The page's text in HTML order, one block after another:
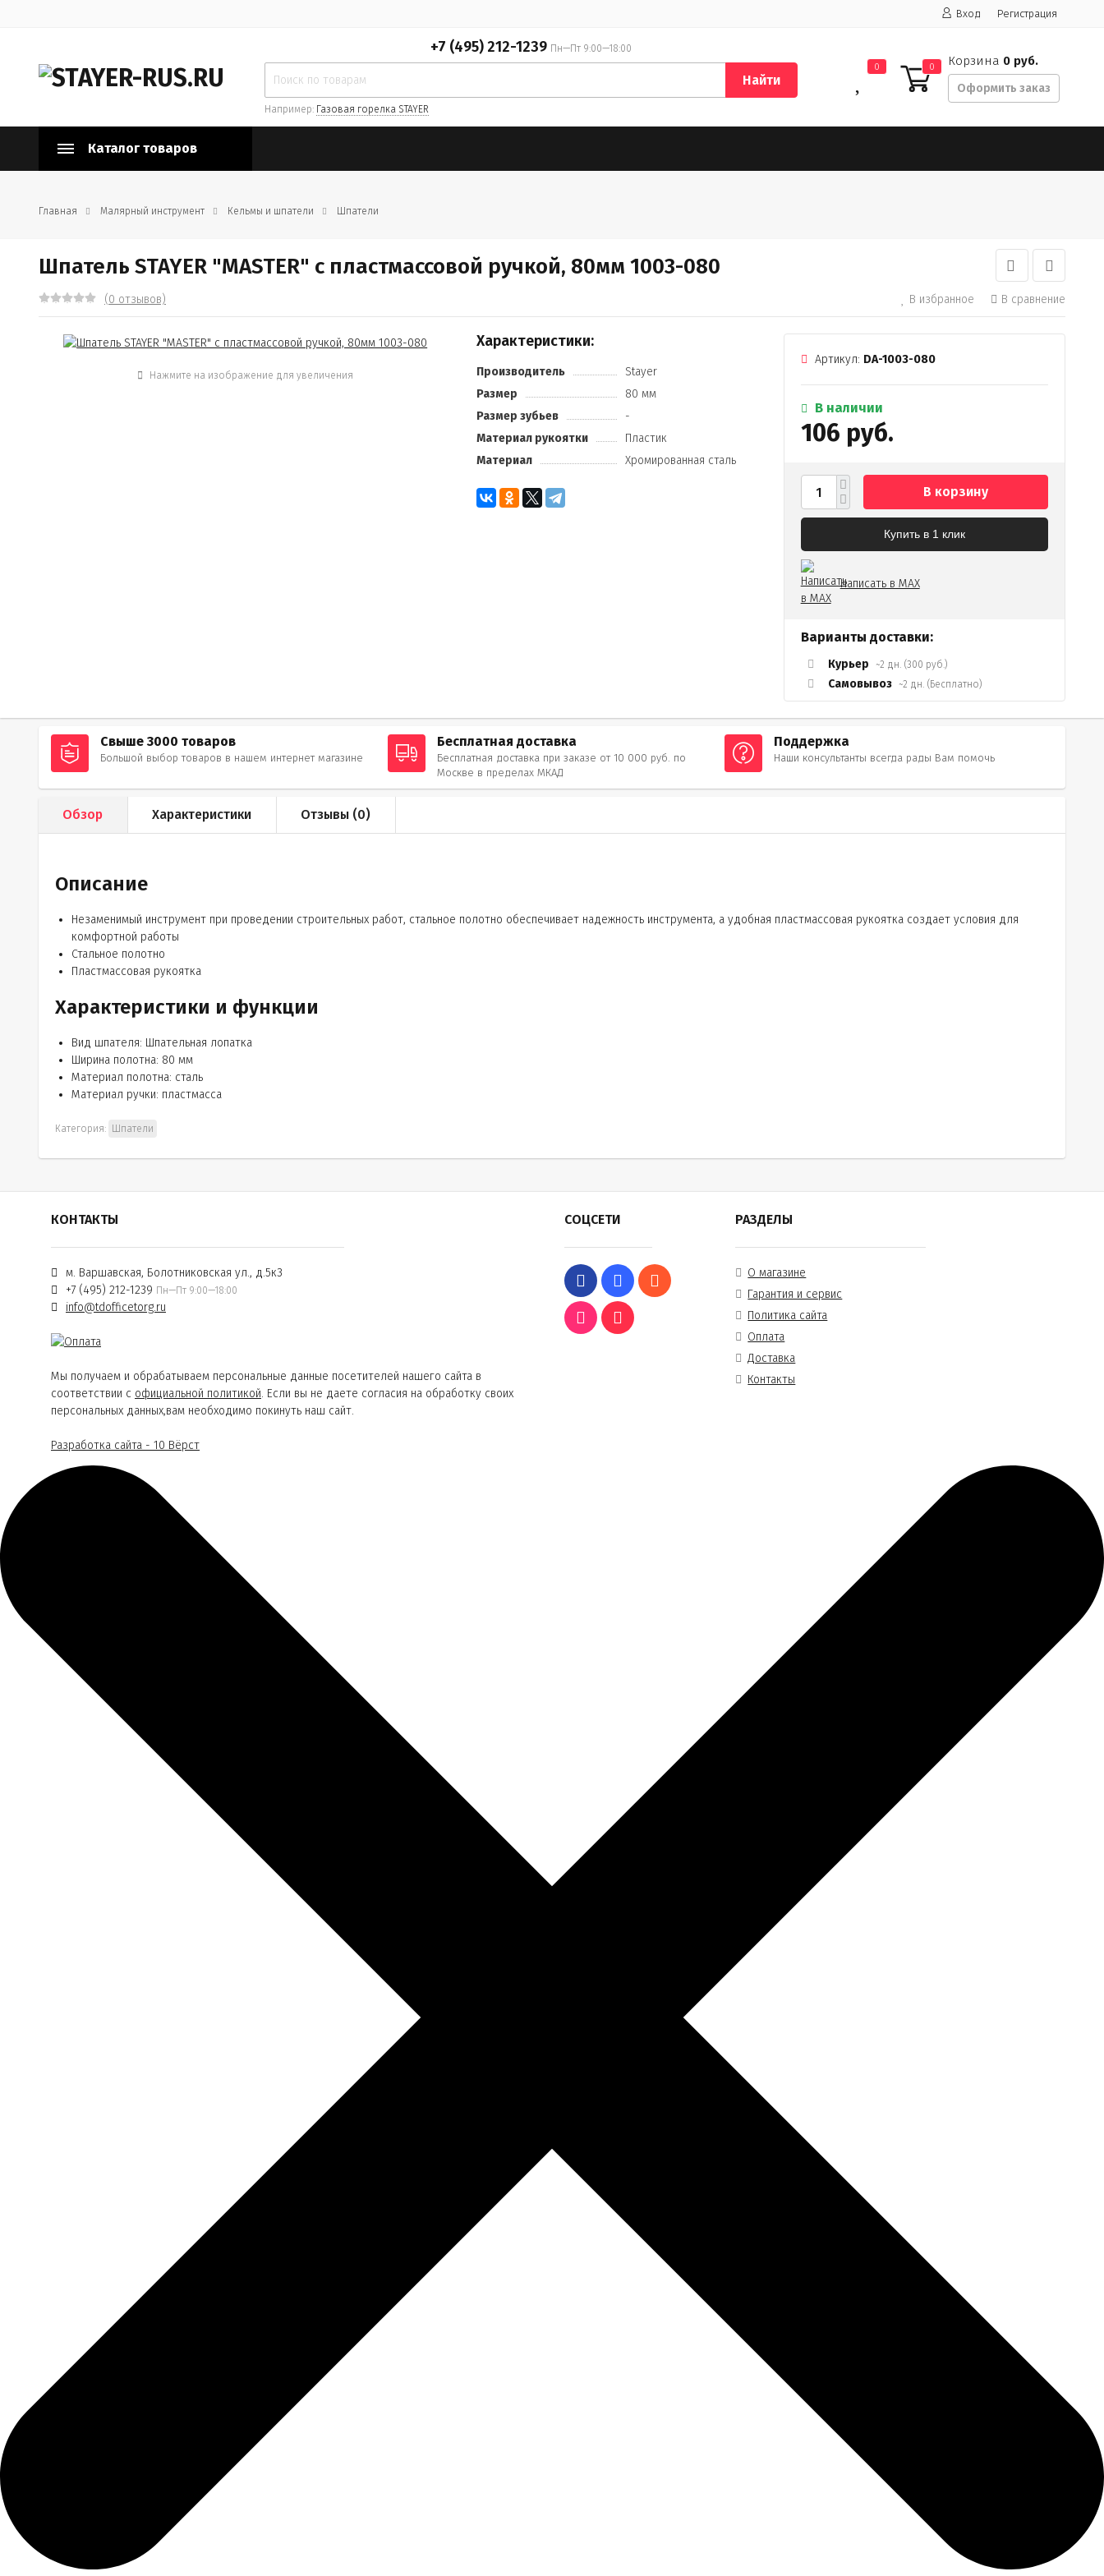
Вход Регистрация
+7 (495) 212-1239 Пн—Пт 9:00—18:00
Найти
Например: Газовая горелка STAYER
0 0 Корзина 0 руб.
Оформить заказ
Каталог товаров
Главная Малярный инструмент Кельмы и шпатели Шпатели
Шпатель STAYER "MASTER" c пластмассовой ручкой, 80мм 1003-080
(0 отзывов) В избранное В сравнение
Нажмите на изображение для увеличения
Характеристики:
Производитель
Stayer
Размер
80 мм
Размер зубьев
-
Материал рукоятки
Пластик
Материал
Хромированная сталь
Артикул: DA-1003-080
В наличии
106 руб.
В корзину
Купить в 1 клик
Написать в MAX
Варианты доставки:
Курьер ~2 дн. (300 руб.)
Самовывоз ~2 дн. (Бесплатно)
Свыше 3000 товаров
Большой выбор товаров в нашем интернет магазине
Бесплатная доставка
Бесплатная доставка при заказе от 10 000 руб. по
Москве в пределах МКАД
Поддержка
Наши консультанты всегда рады Вам помочь
Обзор Характеристики Отзывы (0)
Описание
Незаменимый инструмент при проведении строительных работ, стальное полотно обеспечивает надежность инструмента, а удобная пластмассовая рукоятка создает условия для
комфортной работы
Стальное полотно
Пластмассовая рукоятка
Характеристики и функции
Вид шпателя: Шпательная лопатка
Ширина полотна: 80 мм
Материал полотна: сталь
Материал ручки: пластмасса
Категория: Шпатели
КОНТАКТЫ
м. Варшавская, Болотниковская ул., д.5к3
+7 (495) 212-1239 Пн—Пт 9:00—18:00
info@tdofficetorg.ru
Мы получаем и обрабатываем персональные данные посетителей нашего сайта в
соответствии с официальной политикой. Если вы не даете согласия на обработку своих
персональных данных,вам необходимо покинуть наш сайт.
Разработка сайта - 10 Вёрст
СОЦСЕТИ РАЗДЕЛЫ
О магазине
Гарантия и сервис
Политика сайта
Оплата
Доставка
Контакты